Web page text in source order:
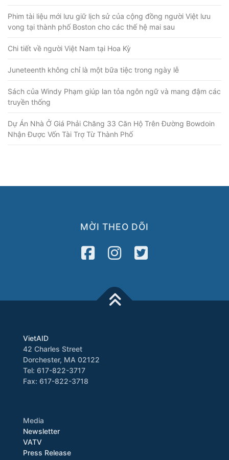
Phim tài liệu mới lưu giữ lịch sử của cộng đồng người Việt lưu
vong tại thành phố Boston cho các thế hệ mai sau
Chi tiết về người Việt Nam tại Hoa Kỳ
Juneteenth không chỉ là một bữa tiệc trong ngày lễ
Sách của Windy Phạm giúp lan tỏa ngôn ngữ và mang đậm các
truyền thống
Dự Án Nhà Ở Giá Phải Chăng 33 Căn Hộ Trên Đường Bowdoin
Nhận Được Vốn Tài Trợ Từ Thành Phố
MỜI THEO DÕI
VietAID
42 Charles Street
Dorchester, MA 02122
Tel: 617-822-3717
Fax: 617-822-3718
Media
Newsletter
VATV
Press Release